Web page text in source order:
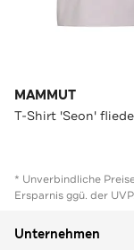
MAMMUT
T-Shirt 'Seon'
* Unverbindliche
Ersparnis ggü. der
Unternehmen